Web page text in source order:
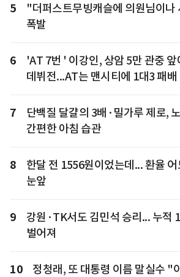
5
"더퍼스트무빙캐슬에 의원님이
폭발
6
'AT 7번 ' 이강인, 상암 5만 관중
데뷔전...AT는 맨시티에 1대3 패배
7
단백질 달걀의 3배·밀가루 제로,
간편한 아침 습관
8
한달 전 1556원이었는데... 환율
눈앞
9
강원·TK서도 김민석 승리... 누적
벌어져
10
정청래, 또 대통령 이름 말실수 "